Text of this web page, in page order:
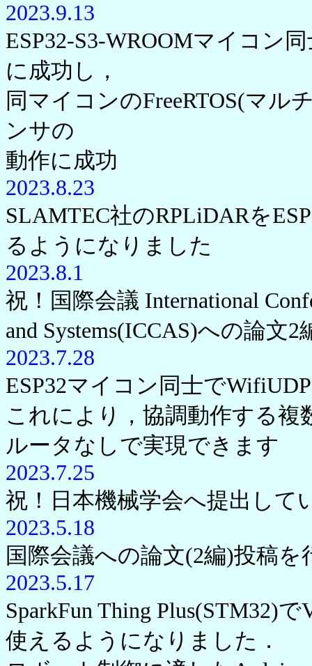
2023.9.13
ESP32-S3-WROOMマイコン
に成功し，
同マイコンのFreeRTOS(マル
ンサの
動作に成功
2023.8.23
SLAMTEC社のRPLiDARを
るようになりました
2023.8.1
祝！国際会議 International
and Systems(ICCAS)への論文2
2023.7.28
ESP32マイコン同士で
これにより，協調動作する
ルータなしで実現できます
2023.7.25
祝！日本機械学会へ提出して
2023.5.18
国際会議への論文(2編)投稿
2023.5.17
SparkFun Thing Plus(STM32)
使えるようになりました．